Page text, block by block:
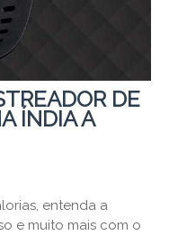
DE
ÍNDIA A
entenda a
e muito mais com o